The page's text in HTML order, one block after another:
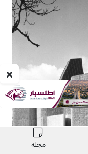
مجله